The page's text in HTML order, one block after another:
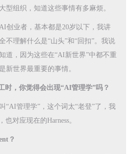
型组织，知道这些事情有多麻烦。
创业者，基本都是20岁以下，我讲
不理解什么是“山头”和“回扣”。我说
道，因为这些在“AI新世界”中都不重
新世界最重要的事情。
时，你觉得会出现“AI管理学”吗？
“AI管理学”，这个词太“老登”了，我
对应现在的Harness。
？